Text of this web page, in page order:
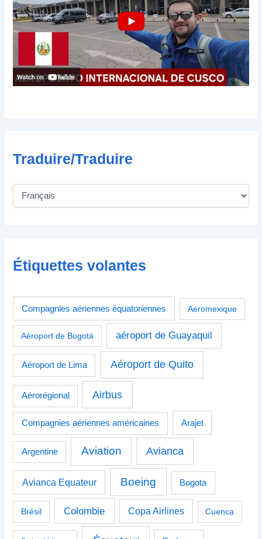
e
c
t
n
Traduire/Traduire
Étiquettes volantes
Compagnies aériennes équatoriennes Aeromexique
Aéroport de Bogotá aéroport de Guayaquil
Aéroport de Lima Aéroport de Quito
Aérorégional Airbus
Compagnies aériennes américaines Arajet
Argentine Aviation Avianca
Avianca Equateur Boeing Bogota
Brésil Colombie Copa Airlines Cuenca